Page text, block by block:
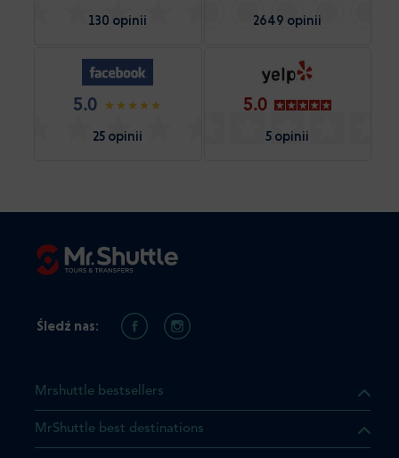
130 opinii 2649 opinii
5.0
25 opinii
5.0
5 opinii
Mrshuttle bestsellers
MrShuttle best destinations
Śledź nas: